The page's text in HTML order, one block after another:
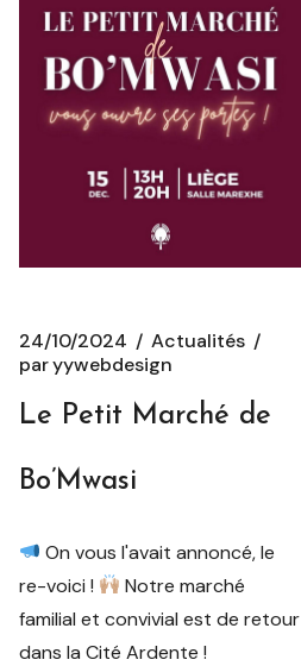
24/10/2024
Actualités
paryywebdesign
Le Petit Marché de
Bo’Mwasi
On vous l'avait annoncé, le
re-voici !
Notre marché
familial et convivial est de retour
dans la Cité Ardente !